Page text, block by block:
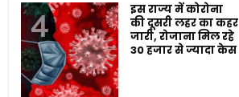
इस राज्य में कोरोना
की दूसरी लहर का कहर
जारी, रोजाना मिल रहे
30 हजार से ज्यादा केस